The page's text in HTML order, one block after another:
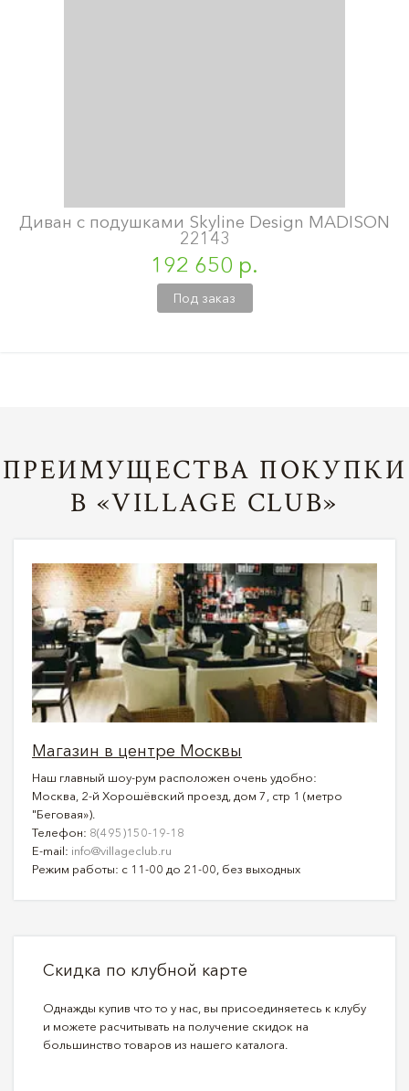
Диван с подушками Skyline Design MADISON
22143
192 650 р.
Под заказ
ПРЕИМУЩЕСТВА ПОКУПКИ
В «VILLAGE CLUB»
Магазин в центре Москвы
Наш главный шоу-рум расположен очень удобно:
Москва, 2-й Хорошёвский проезд, дом 7, стр 1 (метро
"Беговая»).
Телефон: 8(495)150-19-18
E-mail: info@villageclub.ru
Режим работы: с 11-00 до 21-00, без выходных
Скидка по клубной карте
Однажды купив что то у нас, вы присоединяетесь к клубу
и можете расчитывать на получение скидок на
большинство товаров из нашего каталога.